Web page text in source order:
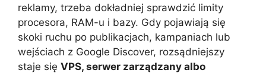
reklamy, trzeba dokładniej sprawdzić limity
procesora, RAM-u i bazy. Gdy pojawiają się
skoki ruchu po publikacjach, kampaniach lub
wejściach z Google Discover, rozsądniejszy
staje się VPS, serwer zarządzany albo